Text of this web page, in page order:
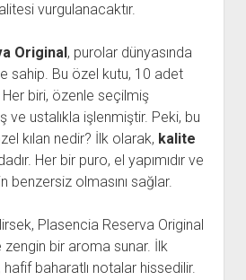
vurgulanacaktır.
Original, purolar dünyasında
sahip. Bu özel kutu, 10 adet
biri, özenle seçilmiş
ve ustalıkla işlenmiştir. Peki, bu
kılan nedir? İlk olarak, kalite
Her bir puro, el yapımıdır ve
benzersiz olmasını sağlar.
Plasencia Reserva Original
bir aroma sunar. İlk
hafif baharatlı notalar hissedilir.